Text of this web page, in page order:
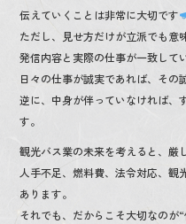
伝えていくことは非常に大切です
ただし、見せ方だけが立派でも意
発信内容と実際の仕事が一致して
日々の仕事が誠実であれば、その
逆に、中身が伴っていなければ、
す。
観光バス業の未来を考えると、厳
人手不足、燃料費、法令対応、観
あります。
それでも、だからこそ大切なのが